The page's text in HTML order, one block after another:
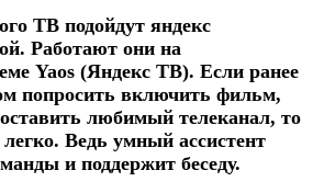
ТВ подойдут яндекс
Работают они на
Yaos (Яндекс ТВ). Если ранее
попросить включить фильм,
любимый телеканал, то
легко. Ведь умный ассистент
и поддержит беседу.